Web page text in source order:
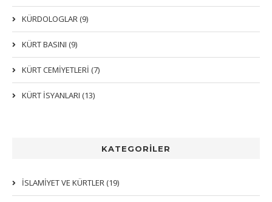
KATEGORİLER
İSLAMIYET VE KÜRTLER (19)
KÜRDOLOGLAR (9)
KÜRT BASINI (9)
KÜRT CEMİYETLERİ (7)
KÜRT İSYANLARI (13)